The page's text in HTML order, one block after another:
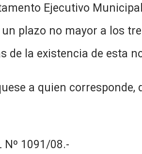
Ejecutivo
plazo no mayor a los
de la existencia de esta
a quien corresponde,
Nº 1091/08.-